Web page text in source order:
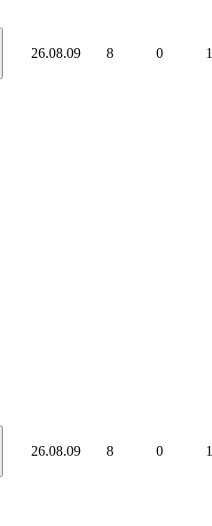
26.08.09 8 0 1
26.08.09 8 0 1